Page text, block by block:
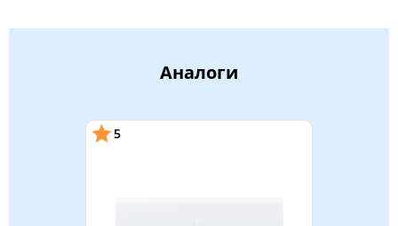
Аналоги
5